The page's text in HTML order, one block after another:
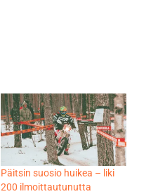
Päitsin suosio huikea – liki
200 ilmoittautunutta